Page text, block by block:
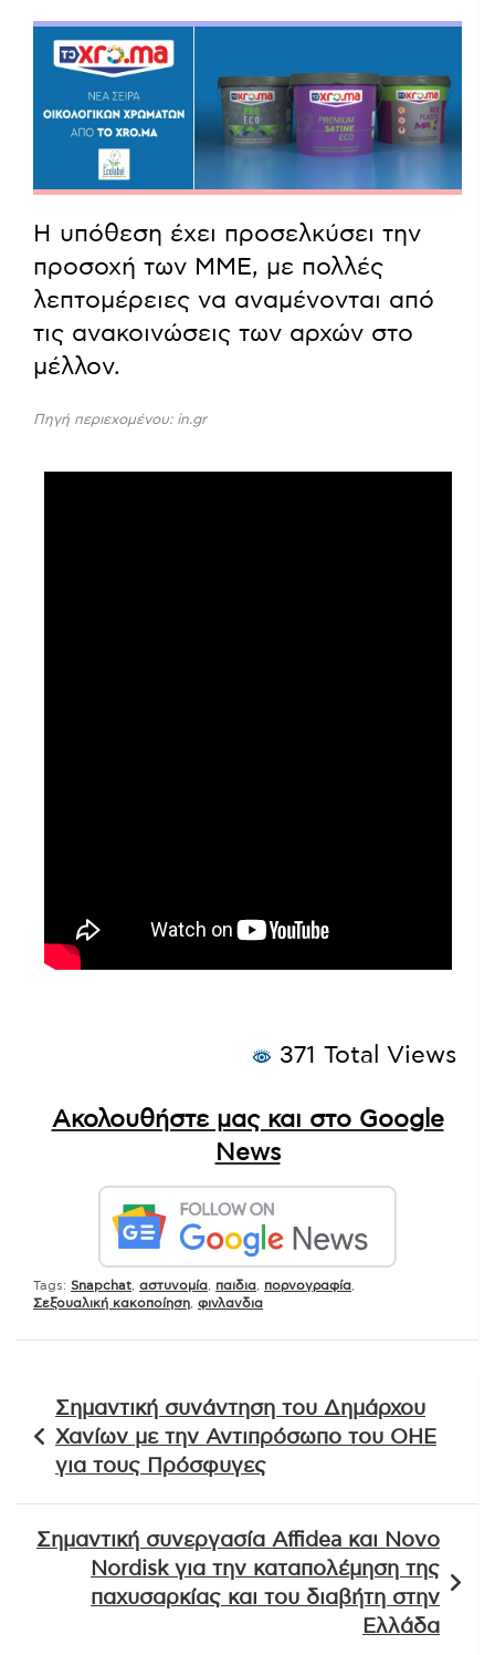
Η υπόθεση έχει προσελκύσει την
προσοχή των ΜΜΕ, με πολλές
λεπτομέρειες να αναμένονται από
τις ανακοινώσεις των αρχών στο
μέλλον.
Πηγή περιεχομένου: in.gr
371 Total Views
Ακολουθήστε μας και στο Google
News
Tags: Snapchat αστυνομία παιδια πορνογραφία
Σεξουαλική κακοποίηση φινλανδια
άρθρων
Σημαντική συνάντηση του Δημάρχου
Χανίων με την Αντιπρόσωπο του ΟΗΕ
για τους Πρόσφυγες
Σημαντική συνεργασία Affidea και Novo
Nordisk για την καταπολέμηση της
παχυσαρκίας και του διαβήτη στην
Ελλάδα